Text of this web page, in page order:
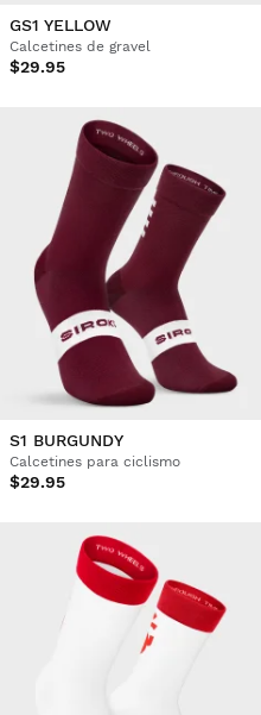
GS1 YELLOW
Calcetines de gravel
$29.95
S1 BURGUNDY
Calcetines para ciclismo
$29.95